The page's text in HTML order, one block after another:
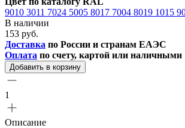
9010 3011 7024 5005 8017 7004 8019 1015
В наличии
153 руб.
Доставка по России и странам ЕАЭС
Оплата по счету, картой или наличными
Добавить в корзину
1
Описание